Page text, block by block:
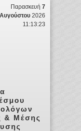
Παρασκευή 7
Αυγούστου 2026
11:13:23
& Μέσης